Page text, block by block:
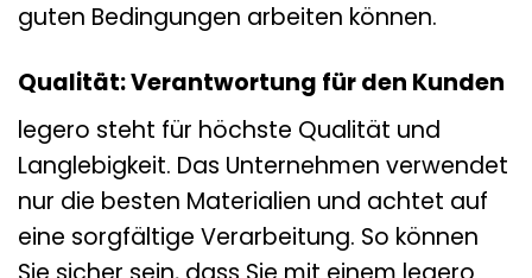
guten Bedingungen arbeiten können.
Qualität: Verantwortung für den Kunden
legero steht für höchste Qualität und
Langlebigkeit. Das Unternehmen verwendet
nur die besten Materialien und achtet auf
eine sorgfältige Verarbeitung. So können